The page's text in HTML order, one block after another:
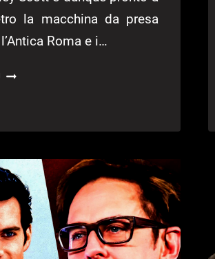
la macchina da presa
Roma e i…
IL
PROTAGONISTA
DEL
FILM